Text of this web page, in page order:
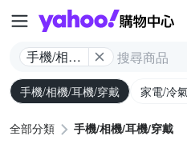
手機/相機/
耳機/穿戴
手機/相機/耳機/穿戴 家電/冷
全部分類 手機/相機/耳機/穿戴